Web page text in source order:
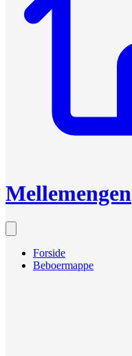
Mellemengen
Forside
Beboermappe